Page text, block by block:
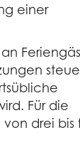
einer
Für die
drei bis